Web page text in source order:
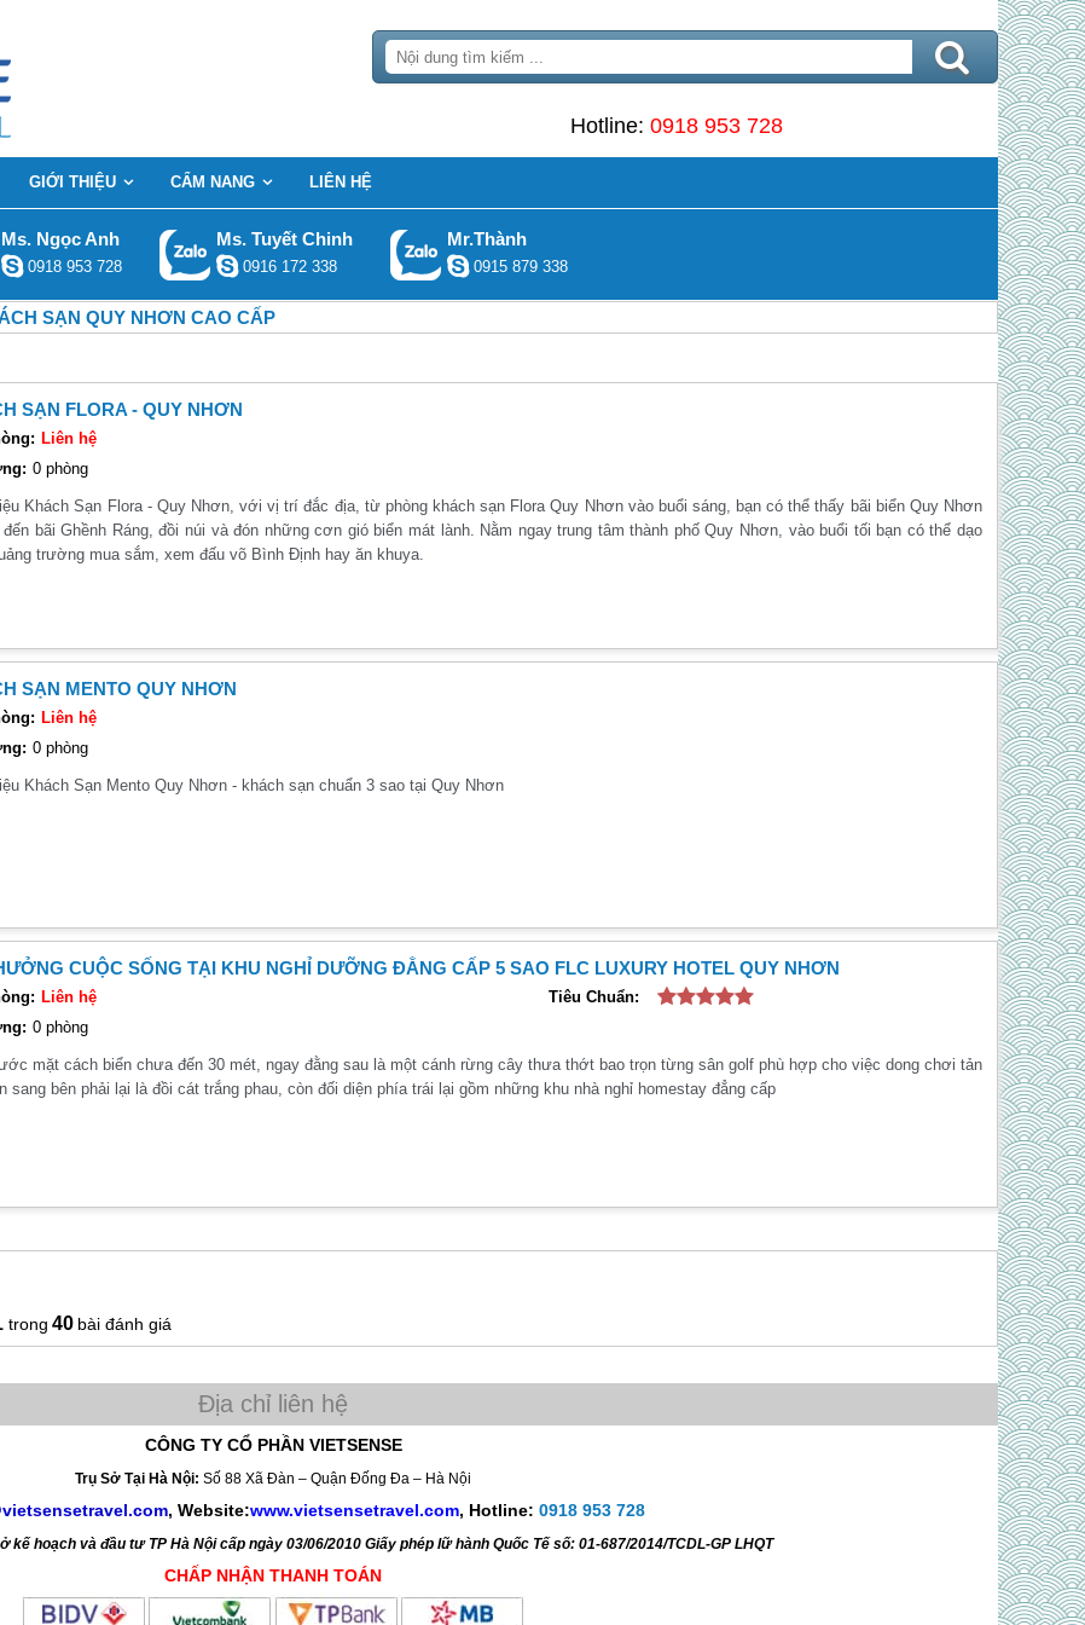
Hotline: 0918 953 728
GIỚI THIỆU CẨM NANG LIÊN HỆ
Ms. Ngọc Anh
0918 953 728
Ms. Tuyết Chinh
0916 172 338
Mr.Thành
0915 879 338
SẠN QUY NHƠN CAO CẤP
SẠN FLORA - QUY NHƠN
Liên hệ
0 phòng
Khách Sạn Flora - Quy Nhơn, với vị trí đắc địa, từ phòng khách sạn Flora Quy Nhơn vào buổi sáng, bạn có thể thấy bãi biển Quy Nhơn
bãi Ghềnh Ráng, đồi núi và đón những cơn gió biển mát lành. Nằm ngay trung tâm thành phố Quy Nhơn, vào buổi tối bạn có thể dạo
trường mua sắm, xem đấu võ Bình Định hay ăn khuya.
SẠN MENTO QUY NHƠN
Liên hệ
0 phòng
Khách Sạn Mento Quy Nhơn - khách sạn chuẩn 3 sao tại Quy Nhơn
CUỘC SỐNG TẠI KHU NGHỈ DƯỠNG ĐẲNG CẤP 5 SAO FLC LUXURY HOTEL QUY NHƠN
Liên hệ
Tiêu Chuẩn:
0 phòng
mặt cách biển chưa đến 30 mét, ngay đằng sau là một cánh rừng cây thưa thớt bao trọn từng sân golf phù hợp cho việc dong chơi tản
sang bên phải lại là đồi cát trắng phau, còn đối diện phía trái lại gồm những khu nhà nghỉ homestay đẳng cấp
40 bài đánh giá
CÔNG TY CỔ PHẦN VIETSENSE
Trụ Sở Tại Hà Nội: Số 88 Xã Đàn – Quận Đống Đa – Hà Nội
, Website:www.vietsensetravel.com, Hotline: 0918 953 728
kế hoạch và đầu tư TP Hà Nội cấp ngày 03/06/2010 Giấy phép lữ hành Quốc Tế số: 01-687/2014/TCDL-GP LHQT
CHẤP NHẬN THANH TOÁN